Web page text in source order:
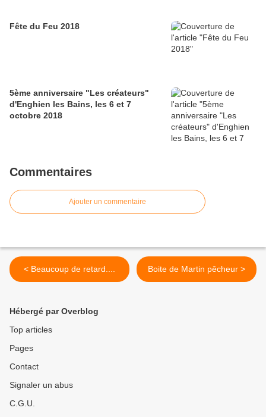
Fête du Feu 2018
5ème anniversaire "Les créateurs"
d'Enghien les Bains, les 6 et 7
octobre 2018
Commentaires
Ajouter un commentaire
< Beaucoup de retard.... Boite de Martin pêcheur >
Hébergé par Overblog
Top articles
Pages
Contact
Signaler un abus
C.G.U.